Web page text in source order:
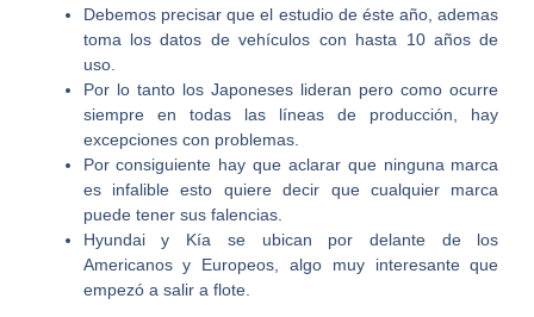
Debemos precisar que el estudio de éste año, ademas
toma los datos de vehículos con hasta 10 años de
uso.
Por lo tanto los Japoneses lideran pero como ocurre
siempre en todas las líneas de producción, hay
excepciones con problemas.
Por consiguiente hay que aclarar que ninguna marca
es infalible esto quiere decir que cualquier marca
puede tener sus falencias.
Hyundai y Kía se ubican por delante de los
Americanos y Europeos, algo muy interesante que
empezó a salir a flote.